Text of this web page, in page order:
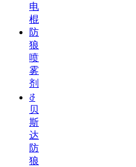
电
棍
防
狼
喷
雾
剂
ꁕ
贝
斯
达
防
狼